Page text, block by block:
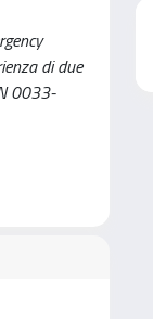
di due
0033-